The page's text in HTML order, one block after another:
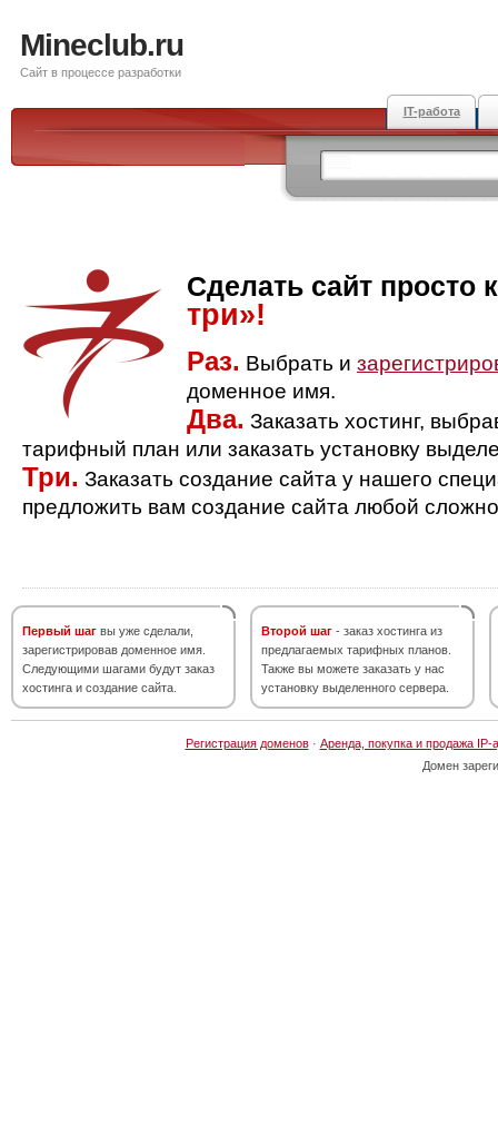
Mineclub.ru
Сайт в процессе разработки
IT-работа
Сделать сайт просто
три»!
Раз. Выбрать и
доменное имя.
Два. Заказать хостинг,
тарифный план или заказать установку
Три. Заказать создание сайта у нашего
предложить вам создание сайта любой
Первый шаг вы уже сделали,
зарегистрировав доменное имя.
Следующими шагами будут заказ
хостинга и создание сайта.
Второй шаг - заказ хостинга из
предлагаемых тарифных планов.
Также вы можете заказать у нас
установку выделенного сервера.
Регистрация доменов· Аренда, покупка и продажа IP-
Домен